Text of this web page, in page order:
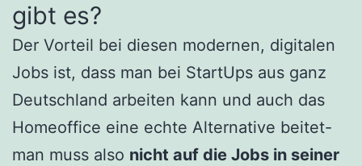
gibt es?
Der Vorteil bei diesen modernen, digitalen
Jobs ist, dass man bei StartUps aus ganz
Deutschland arbeiten kann und auch das
Homeoffice eine echte Alternative beitet-
man muss also nicht auf die Jobs in seiner